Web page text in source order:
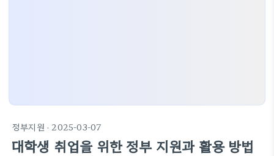
정부지원 · 2025-03-07
대학생 취업을 위한 정부 지원과 활용 방법